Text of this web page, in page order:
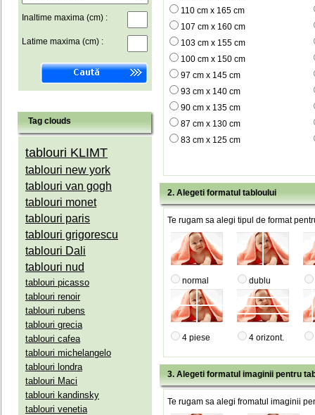
Inaltime maxima (cm) :
Latime maxima (cm) :
Tag clouds
tablouri KLIMT
tablouri new york
tablouri van gogh
tablouri monet
tablouri paris
tablouri grigorescu
tablouri Dali
tablouri nud
tablouri picasso
tablouri renoir
tablouri rubens
tablouri grecia
tablouri cafea
tablouri michelangelo
tablouri londra
tablouri Maci
tablouri kandinsky
tablouri venetia
110 cm x 165 cm
107 cm x 160 cm
103 cm x 155 cm
100 cm x 150 cm
97 cm x 145 cm
93 cm x 140 cm
90 cm x 135 cm
87 cm x 130 cm
83 cm x 125 cm
2. Alegeti formatul tabloului
Te rugam sa alegi tipul de format
normal dublu
4 piese 4 orizont.
3. Alegeti formatul imaginii pentru
Te rugam sa alegi fromatul imaginii